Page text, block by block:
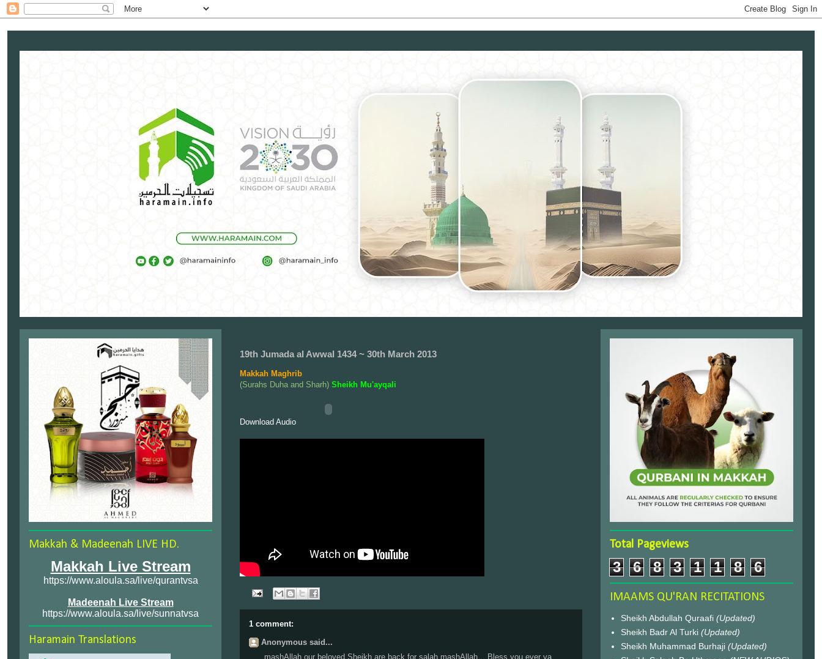
19th Jumada al Awwal 1434 ~ 30th March 2013
Makkah Maghrib
(Surahs Duha and Sharh) Sheikh Mu'ayqali
Download Audio
1 comment:
Anonymous said...
mashAllah our beloved Sheikh are back for salah mashAllah... Bless you ever ya
Makkah & Madeenah LIVE HD.
Makkah Live Stream
https://www.aloula.sa/live/qurantvsa
Madeenah Live Stream
https://www.aloula.sa/live/sunnatvsa
Haramain Translations
Total Pageviews
3 6 8 3 1 1 8 6
IMAAMS QU'RAN RECITATIONS
Sheikh Abdullah Quraafi (Updated)
Sheikh Badr Al Turki (Updated)
Sheikh Muhammad Burhaji (Updated)